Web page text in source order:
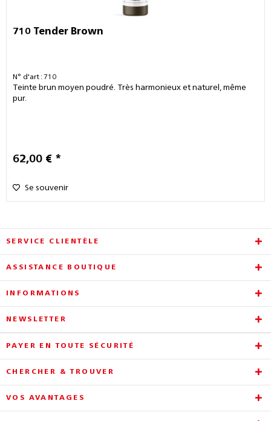
710 Tender Brown
N° d'art : 710
Teinte brun moyen poudré. Très harmonieux et naturel, même
pur.
62,00 € *
Se souvenir
SERVICE CLIENTÈLE
ASSISTANCE BOUTIQUE
INFORMATIONS
NEWSLETTER
PAYER EN TOUTE SÉCURITÉ
CHERCHER & TROUVER
VOS AVANTAGES